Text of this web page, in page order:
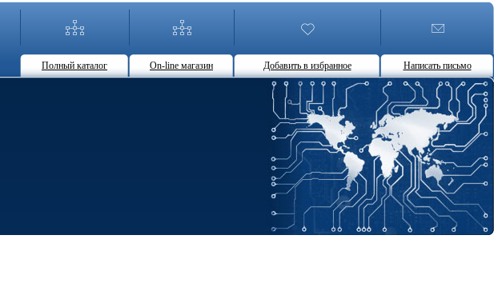
Полный каталог On-line магазин Добавить в избранное Написать письмо